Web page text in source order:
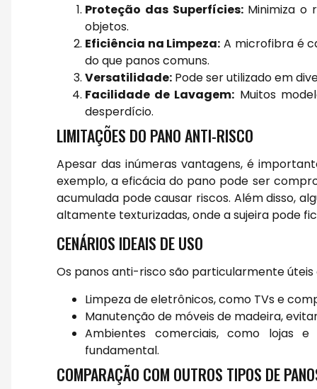
Proteção das Superfícies:Minimiza o
objetos.
Eficiência na Limpeza: A microfibra é
do que panos comuns.
Versatilidade: Pode ser utilizado em
Facilidade de Lavagem: Muitos
desperdício.
LIMITAÇÕES DO PANO ANTI-RISCO
Apesar das inúmeras vantagens, é
exemplo, a eficácia do pano pode ser
acumulada pode causar riscos. Além disso,
altamente texturizadas, onde a sujeira pode
CENÁRIOS IDEAIS DE USO
Os panos anti-risco são particularmente
Limpeza de eletrônicos, como TVs e
Manutenção de móveis de madeira,
Ambientes comerciais, como lojas
fundamental.
COMPARAÇÃO COM OUTROS TIPOS DE